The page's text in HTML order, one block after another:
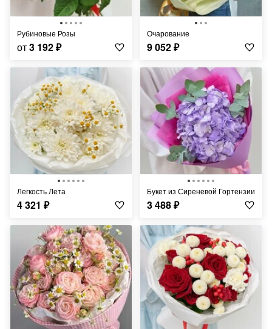
Рубиновые Розы
от3 192₽
Очарование
9 052₽
Легкость Лета
4 321 ₽
Букет из Сиреневой Гортензии
3 488₽